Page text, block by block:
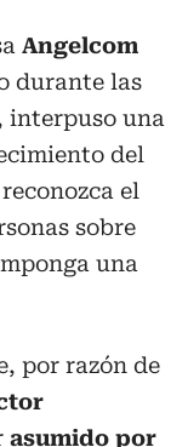
Angelcom
durante las
interpuso una
del
el
sobre
una
por razón de
asumido por